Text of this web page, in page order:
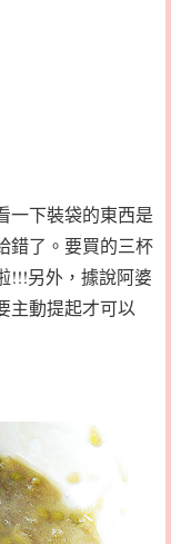
一下裝袋的東西是
錯了。要買的三杯
!!!另外，據說阿婆
主動提起才可以